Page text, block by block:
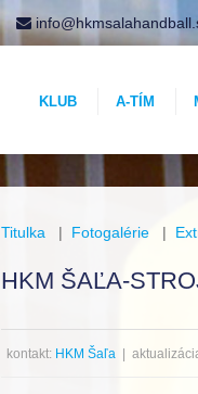
KLUB A-TÍM
Titulka | Fotogalérie |
HKM ŠAĽA-
kontakt: HKM Šaľa |